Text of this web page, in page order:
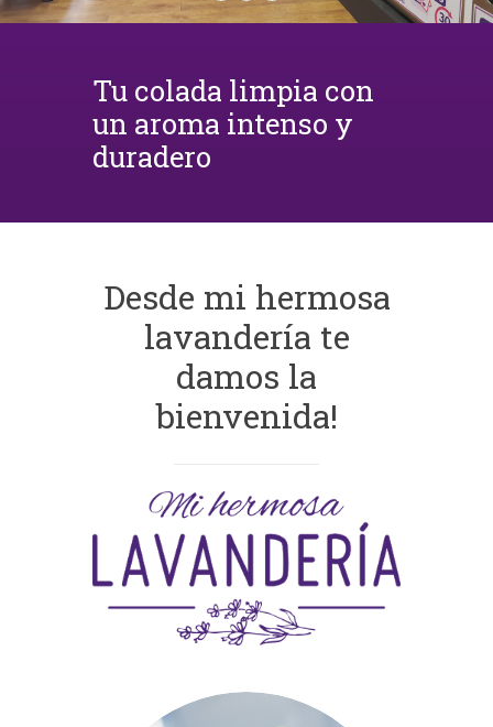
Tu colada limpia con
un aroma intenso y
duradero
Desde mi hermosa
lavandería te
damos la
bienvenida!